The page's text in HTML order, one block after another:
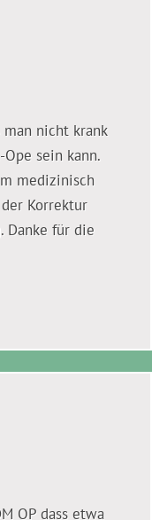
nicht krank
sein kann.
medizinisch
Korrektur
Danke für die
OP dass etwa